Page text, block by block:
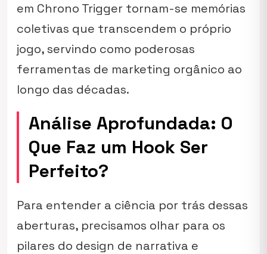
em Chrono Trigger tornam-se memórias
coletivas que transcendem o próprio
jogo, servindo como poderosas
ferramentas de marketing orgânico ao
longo das décadas.
Análise Aprofundada: O
Que Faz um Hook Ser
Perfeito?
Para entender a ciência por trás dessas
aberturas, precisamos olhar para os
pilares do design de narrativa e